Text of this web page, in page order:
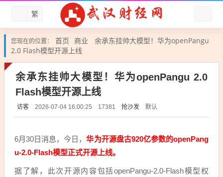
繁
您现在的位置： 首页 商业
余承东挂帅大模型！华为openPangu
2.0 Flash模型开源上线
余承东挂帅大模型！华为openPangu 2.0
Flash模型开源上线
访客 2026-07-04 16:00:25 17381 抢沙发 默认
6月30日消息，今日，华为开源盘古920亿参数的openPang
u-2.0-Flash模型正式开源上线。
据了解，此次开源内容包括openPangu-2.0-Flash模型权